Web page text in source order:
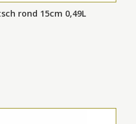
rond 15cm 0,49L